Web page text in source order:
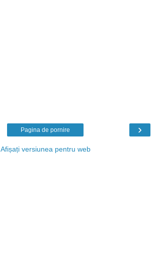
›
Pagina de pornire
Afișați versiunea pentru web